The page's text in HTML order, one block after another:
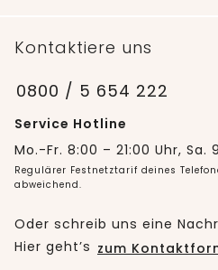
Kontaktiere uns
0800 / 5 654 222
Service Hotline
Mo.-Fr. 8:00 – 21:00 Uhr, Sa.
Regulärer Festnetztarif deines
abweichend.
Oder schreib uns eine
Hier geht’s zum